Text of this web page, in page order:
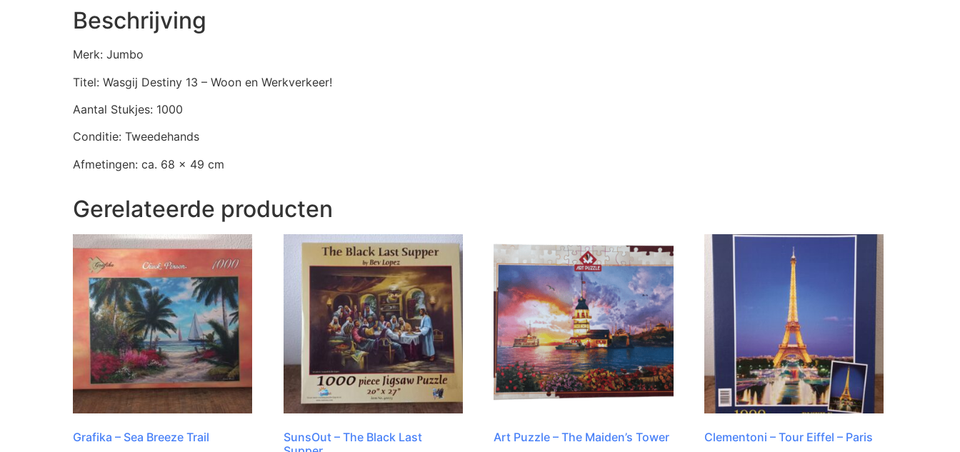
Beschrijving
Merk: Jumbo
Titel: Wasgij Destiny 13 – Woon en Werkverkeer!
Aantal Stukjes: 1000
Conditie: Tweedehands
Afmetingen: ca. 68 x 49 cm
Gerelateerde producten
Grafika – Sea Breeze Trail
SunsOut – The Black Last
Art Puzzle – The Maiden’s Tower Clementoni – Tour Eiffel – Paris